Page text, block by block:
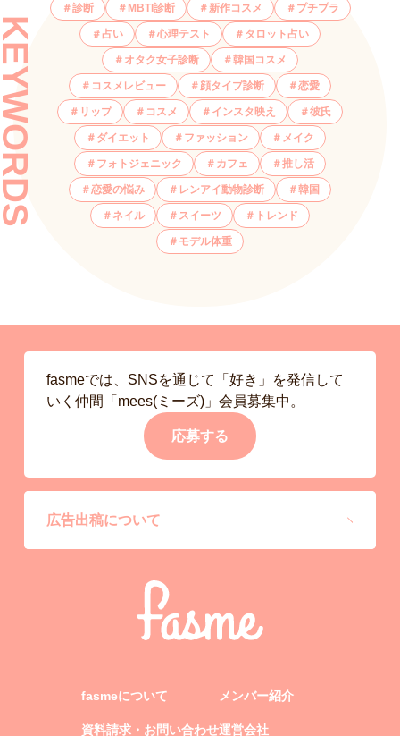
診断 MBTI診断 新作コスメ プチプラ
占い 心理テスト タロット占い
オタク女子診断 韓国コスメ
コスメレビュー 顔タイプ診断 恋愛
リップ コスメ インスタ映え 彼氏
ダイエット ファッション メイク
フォトジェニック カフェ 推し活
恋愛の悩み レンアイ動物診断 韓国
ネイル スイーツ トレンド
モデル体重
fasmeでは、SNSを通じて「好き」を発信して
いく仲間「mees(ミーズ)」会員募集中。
応募する
広告出稿について
fasmeについて
資料請求・お問い合わせ
メンバー紹介
運営会社